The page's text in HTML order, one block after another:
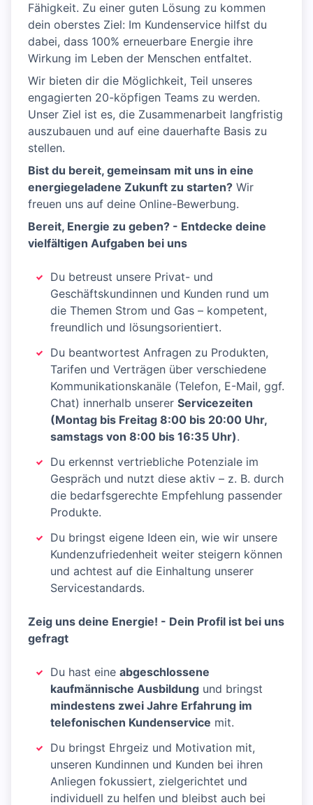
Fähigkeit. Zu einer guten Lösung zu kommen
dein oberstes Ziel: Im Kundenservice hilfst du
dabei, dass 100% erneuerbare Energie ihre
Wirkung im Leben der Menschen entfaltet.
Wir bieten dir die Möglichkeit, Teil unseres
engagierten 20-köpfigen Teams zu werden.
Unser Ziel ist es, die Zusammenarbeit langfristig
auszubauen und auf eine dauerhafte Basis zu
stellen.
Bist du bereit, gemeinsam mit uns in eine
energiegeladene Zukunft zu starten? Wir
freuen uns auf deine Online-Bewerbung.
Bereit, Energie zu geben? - Entdecke deine
vielfältigen Aufgaben bei uns
Du betreust unsere Privat- und
Geschäftskundinnen und Kunden rund um
die Themen Strom und Gas – kompetent,
freundlich und lösungsorientiert.
Du beantwortest Anfragen zu Produkten,
Tarifen und Verträgen über verschiedene
Kommunikationskanäle (Telefon, E-Mail, ggf.
Chat) innerhalb unserer Servicezeiten
(Montag bis Freitag 8:00 bis 20:00 Uhr,
samstags von 8:00 bis 16:35 Uhr).
Du erkennst vertriebliche Potenziale im
Gespräch und nutzt diese aktiv – z. B. durch
die bedarfsgerechte Empfehlung passender
Produkte.
Du bringst eigene Ideen ein, wie wir unsere
Kundenzufriedenheit weiter steigern können
und achtest auf die Einhaltung unserer
Servicestandards.
Zeig uns deine Energie! - Dein Profil ist bei uns
gefragt
Du hast eine abgeschlossene
kaufmännische Ausbildung und bringst
mindestens zwei Jahre Erfahrung im
telefonischen Kundenservice mit.
Du bringst Ehrgeiz und Motivation mit,
unseren Kundinnen und Kunden bei ihren
Anliegen fokussiert, zielgerichtet und
individuell zu helfen und bleibst auch bei